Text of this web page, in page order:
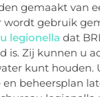
gemaakt van
wordt gebruik
legionella dat
is. Zij kunnen u
kunt houden.
en beheersplan